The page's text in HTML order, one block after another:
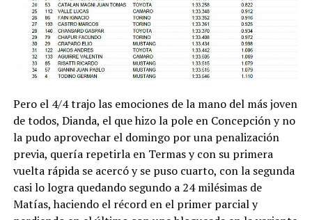
Pero el 4/4 trajo las emociones de la mano del más joven
de todos, Dianda, el que hizo la pole en Concepción y no
la pudo aprovechar el domingo por una penalización
previa, quería repetirla en Termas y con su primera
vuelta rápida se acercó y se puso cuarto, con la segunda
casi lo logra quedando segundo a 24 milésimas de
Matías, haciendo el récord en el primer parcial y